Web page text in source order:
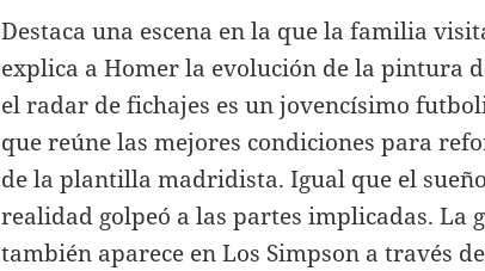
Destaca una escena en la que la familia
explica a Homer la evolución de la pintura
el radar de fichajes es un jovencísimo
que reúne las mejores condiciones para
de la plantilla madridista. Igual que el
realidad golpeó a las partes implicadas. La
también aparece en Los Simpson a través